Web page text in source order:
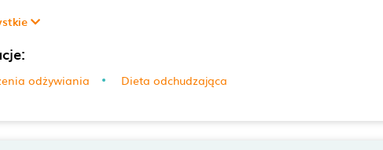
odżywiania Dieta odchudzająca